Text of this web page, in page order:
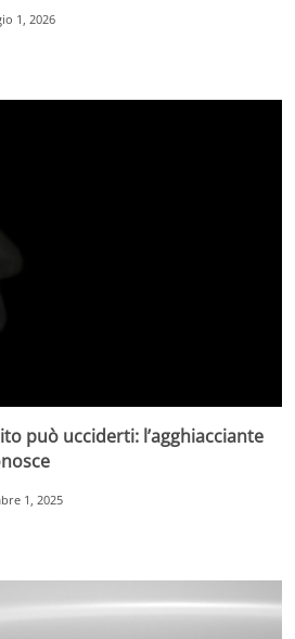
1, 2026
può ucciderti: l’agghiacciante
1, 2025